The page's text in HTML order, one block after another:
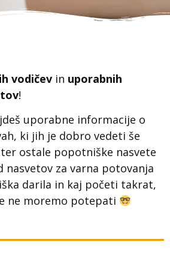
vodičev in uporabnih
!
uporabne informacije o
ki jih je dobro vedeti še
ostale popotniške nasvete
nasvetov za varna potovanja
darila in kaj početi takrat,
ne moremo potepati